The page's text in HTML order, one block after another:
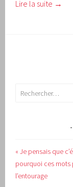
Lire la suite →
Rechercher :
« Je pensais que
pourquoi ces mots
l’entourage